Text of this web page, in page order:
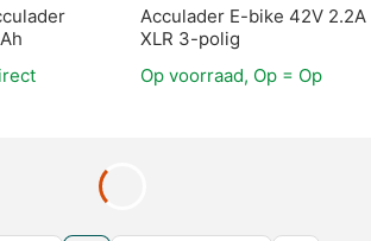
Acculader E-bike 42V 2.2A
XLR 3-polig
Op voorraad, Op = Op